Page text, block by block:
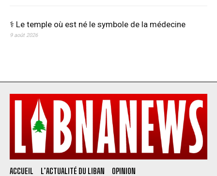
⚕️ Le temple où est né le symbole de la médecine
9 août 2026
ACCUEIL L’ACTUALITÉ DU LIBAN
OPINION